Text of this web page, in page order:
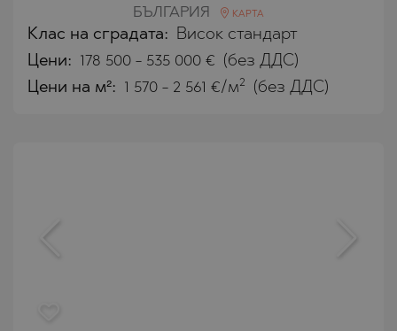
БЪЛГАРИЯ
КАРТА
Клас на сградата: Висок стандарт
Цени: 178 500 - 535 000 € (без ДДС)
Цени на м²: 1 570 - 2 561 €/м2 (без ДДС)